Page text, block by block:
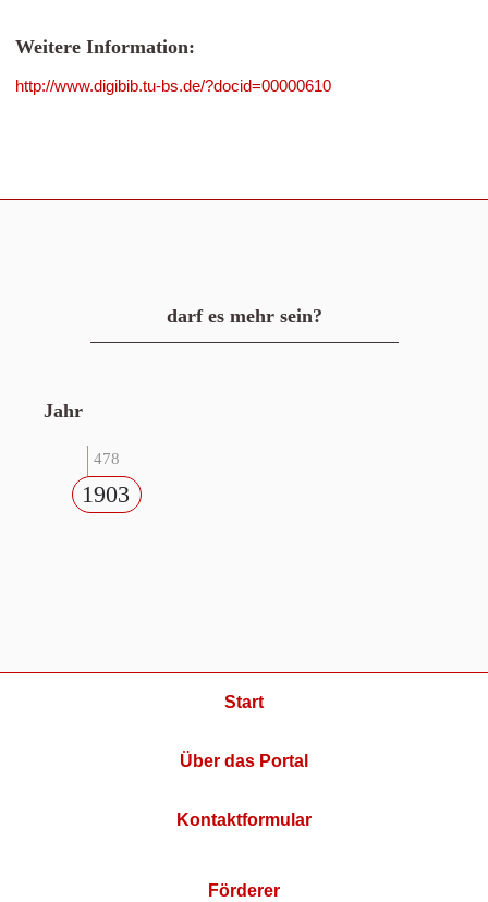
Weitere Information:
http://www.digibib.tu-bs.de/?docid=00000610
darf es mehr sein?
Jahr
478
1903
Start
Über das Portal
Kontaktformular
Förderer